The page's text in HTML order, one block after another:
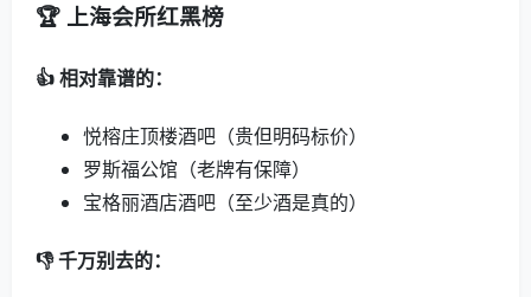
🏆 上海会所红黑榜
👍 相对靠谱的：
悦榕庄顶楼酒吧（贵但明码标价）
罗斯福公馆（老牌有保障）
宝格丽酒店酒吧（至少酒是真的）
👎 千万别去的：